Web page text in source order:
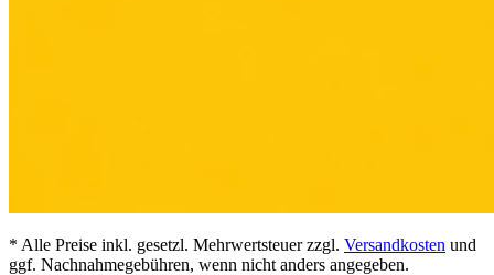
* Alle Preise inkl. gesetzl. Mehrwertsteuer zzgl. Versandkosten und
ggf. Nachnahmegebühren, wenn nicht anders angegeben.